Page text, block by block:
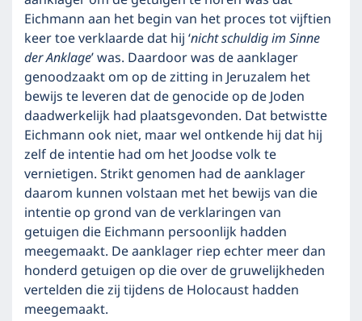
Eichmann aan het begin van het proces tot vijftien
keer toe verklaarde dat hij ‘nicht schuldig im Sinne
der Anklage’ was. Daardoor was de aanklager
genoodzaakt om op de zitting in Jeruzalem het
bewijs te leveren dat de genocide op de Joden
daadwerkelijk had plaatsgevonden. Dat betwistte
Eichmann ook niet, maar wel ontkende hij dat hij
zelf de intentie had om het Joodse volk te
vernietigen. Strikt genomen had de aanklager
daarom kunnen volstaan met het bewijs van die
intentie op grond van de verklaringen van
getuigen die Eichmann persoonlijk hadden
meegemaakt. De aanklager riep echter meer dan
honderd getuigen op die over de gruwelijkheden
vertelden die zij tijdens de Holocaust hadden
meegemaakt.